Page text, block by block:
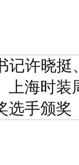
记许晓挺
上海时装
选手颁奖